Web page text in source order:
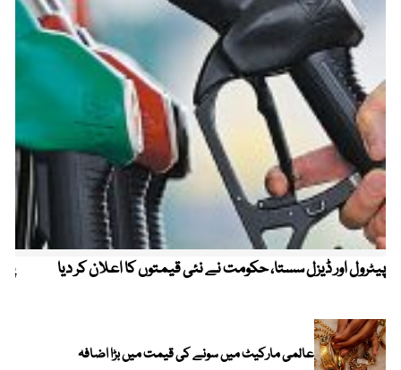
پیٹرول اور ڈیزل سستا، حکومت نے نئی قیمتوں کا اعلان کر دیا
عالمی مارکیٹ میں سونے کی قیمت میں بڑا اضافہ